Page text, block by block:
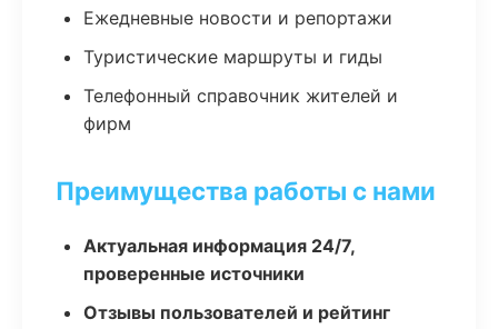
Ежедневные новости и репортажи
Туристические маршруты и гиды
Телефонный справочник жителей и
фирм
Преимущества работы с нами
Актуальная информация 24/7,
проверенные источники
Отзывы пользователей и рейтинг